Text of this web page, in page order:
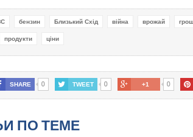
бензин Близький Схід війна врожай
продукти ціни
SHARE 0 TWEET 0 +1 0
ПО ТЕМЕ